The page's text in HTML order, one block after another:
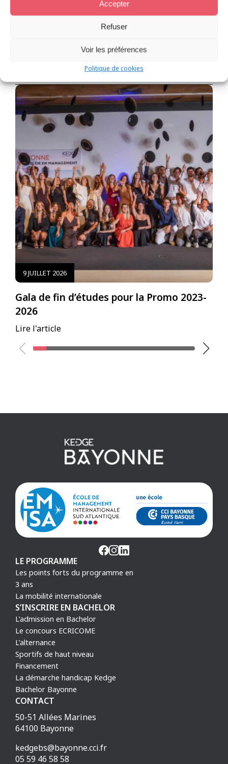
Accepter
Refuser
Voir les préférences
Politique de cookies
Toute l’actualité
9 JUILLET 2026
Gala de fin d’études pour la Promo 2023-
2026
Lire l'article
LE PROGRAMME
Les points forts du programme en
3 ans
La mobilité internationale
S’INSCRIRE EN BACHELOR
L’admission en Bachelor
Le concours ECRICOME
L’alternance
Sportifs de haut niveau
Financement
La démarche handicap Kedge
Bachelor Bayonne
CONTACT
50-51 Allées Marines
64100 Bayonne
kedgebs@bayonne.cci.fr
05 59 46 58 58